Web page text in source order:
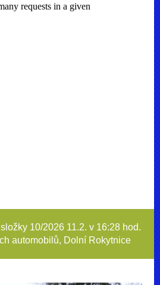
10/2026 11.2. v 16:28 hod.
automobilů, Dolní Rokytnice